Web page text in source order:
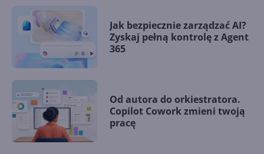
Jak bezpiecznie zarządzać AI?
Zyskaj pełną kontrolę z Agent
365
Od autora do orkiestratora.
Copilot Cowork zmieni twoją
pracę